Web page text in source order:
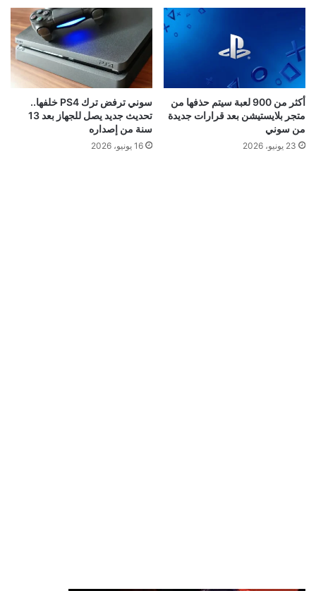
أكثر من 900 لعبة سيتم حذفها من
متجر بلايستيشن بعد قرارات جديدة
من سوني
23 يونيو، 2026
سوني ترفض ترك PS4 خلفها..
تحديث جديد يصل للجهاز بعد 13
سنة من إصداره
16 يونيو، 2026